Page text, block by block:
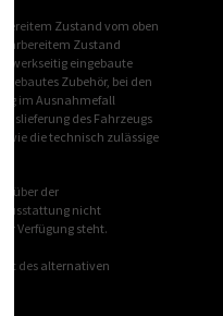
Zustand vom oben
Zustand
werkseitig eingebaute
Zubehör, bei den
im Ausnahmefall
des Fahrzeugs
die technisch zulässige
der
nicht
Verfügung steht.
des alternativen